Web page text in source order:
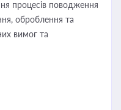
процесів поводження
оброблення та
вимог та